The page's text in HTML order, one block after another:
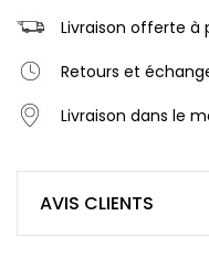
Livraison offerte à
Retours et
Livraison dans le
AVIS CLIENTS